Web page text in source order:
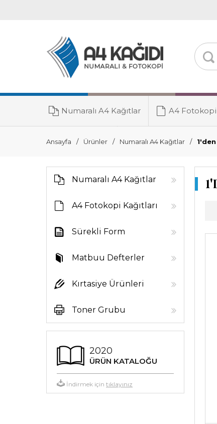
Numaralı A4 Kağıtlar A4 Fotokopi
Toner Grubu
Ansayfa Ürünler Numaralı A4 Kağıtlar
Numaralı A4 Kağıtlar
A4 Fotokopi Kağıtları
Sürekli Form
Kağıtları
Matbuu Defterler
Kırtasiye Ürünleri
Toner Grubu
2020
ÜRÜN KATALOĞU
İndirmek için tıklayınız